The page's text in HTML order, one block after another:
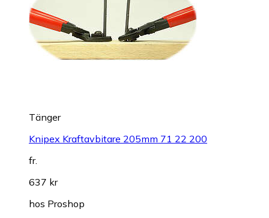
Tänger
Knipex Kraftavbitare 205mm 71 22 200
fr.
637 kr
hos Proshop